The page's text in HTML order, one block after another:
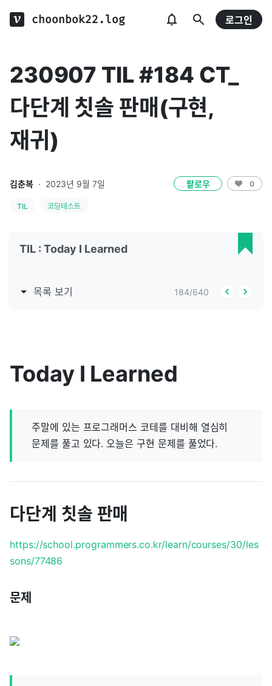
choonbok22.log 로그인
230907 TIL #184 CT_
다단계 칫솔 판매(구현,
재귀)
김춘복 · 2023년 9월 7일 팔로우 0
TIL 코딩테스트
TIL : Today I Learned
목록 보기 184/640
Today I Learned
주말에 있는 프로그래머스 코테를 대비해 열심히
문제를 풀고 있다. 오늘은 구현 문제를 풀었다.
다단계 칫솔 판매
https://school.programmers.co.kr/learn/courses/30/les
sons/77486
문제